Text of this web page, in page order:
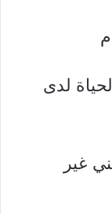
لدى
غير